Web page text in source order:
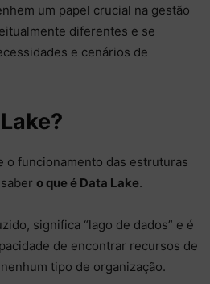
um papel crucial na gestão
diferentes e se
e cenários de
o funcionamento das estruturas
o que é Data Lake.
significa “lago de dados” e é
de encontrar recursos de
tipo de organização.